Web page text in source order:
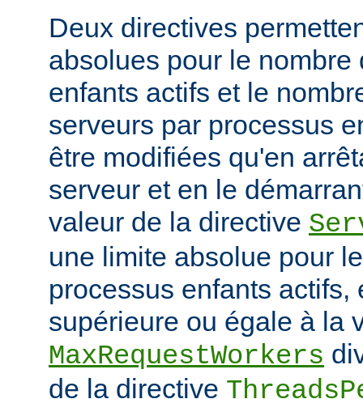
Deux directives
absolues pour le nombre
enfants actifs et le
serveurs par processus
être modifiées qu'en
serveur et en le
valeur de la directive
une limite absolue pour
processus enfants actifs,
supérieure ou égale à la
MaxRequestWorkers
de la directive